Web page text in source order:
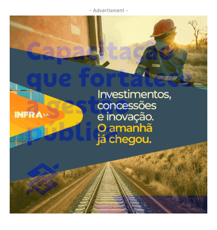
- Advertisment -